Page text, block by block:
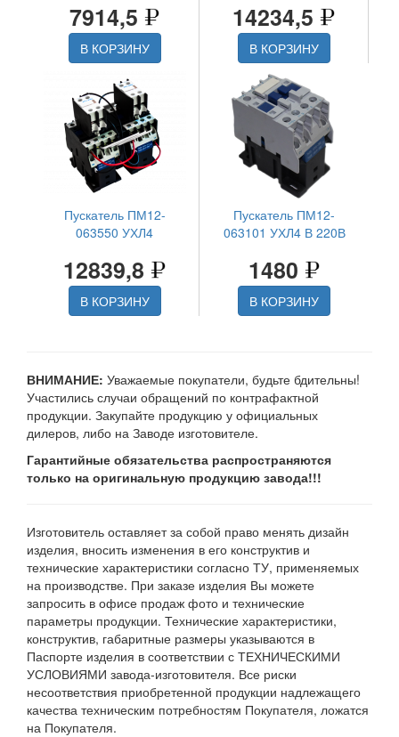
7914,5
В КОРЗИНУ
14234,5
В КОРЗИНУ
Пускатель ПМ12-
063550 УХЛ4
12839,8
В КОРЗИНУ
Пускатель ПМ12-
063101 УХЛ4 В 220В
1480
В КОРЗИНУ
ВНИМАНИЕ: Уважаемые покупатели, будьте бдительны!
Участились случаи обращений по контрафактной
продукции. Закупайте продукцию у официальных
дилеров, либо на Заводе изготовителе.
Гарантийные обязательства распространяются
только на оригинальную продукцию завода!!!
Изготовитель оставляет за собой право менять дизайн
изделия, вносить изменения в его конструктив и
технические характеристики согласно ТУ, применяемых
на производстве. При заказе изделия Вы можете
запросить в офисе продаж фото и технические
параметры продукции. Технические характеристики,
конструктив, габаритные размеры указываются в
Паспорте изделия в соответствии с ТЕХНИЧЕСКИМИ
УСЛОВИЯМИ завода-изготовителя. Все риски
несоответствия приобретенной продукции надлежащего
качества техническим потребностям Покупателя, ложатся
на Покупателя.